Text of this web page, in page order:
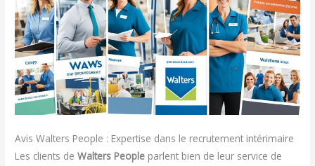
Avis Walters People : Expertise dans le recrutement intérimaire
Les clients deWalters People parlent bien de leur service de